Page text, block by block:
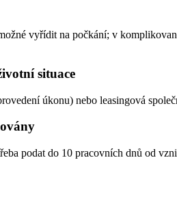
vyřídit na počkání; v
situace
úkonu) nebo leasingová
podat do 10 pracovních dnů od